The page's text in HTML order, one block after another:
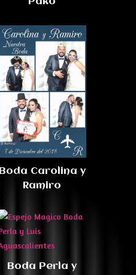
Boda Carolina y
Ramiro
Boda Perla y